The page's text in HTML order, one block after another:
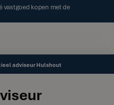
vastgoed kopen met de
adviseur Hulshout